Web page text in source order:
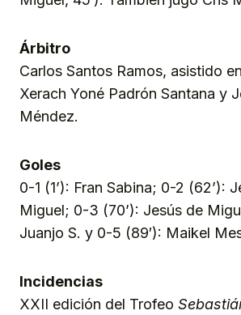
Árbitro
Carlos Santos Ramos, asistido
Xerach Yoné Padrón Santana y
Méndez.
Goles
0-1 (1’): Fran Sabina; 0-2 (62’):
Miguel; 0-3 (70’): Jesús de
Juanjo S. y 0-5 (89′): Maikel
Incidencias
XXII edición del Trofeo